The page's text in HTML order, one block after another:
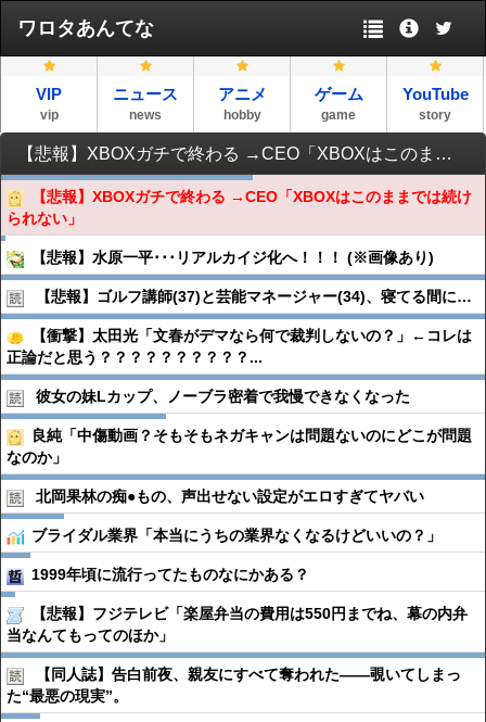
ワロタあんてな
VIP
vip
ニュース
news
アニメ
hobby
ゲーム
game
YouTube
story
【悲報】XBOXガチで終わる →CEO「XBOXはこのままでは続けられない」
【悲報】XBOXガチで終わる →CEO「XBOXはこのままでは続け
られない」
【悲報】水原一平･･･リアルカイジ化へ！！！ (※画像あり)
【悲報】ゴルフ講師(37)と芸能マネージャー(34)、寝てる間に…
【衝撃】太田光「文春がデマなら何で裁判しないの？」←コレは
正論だと思う？？？？？？？？？？...
彼女の妹Lカップ、ノーブラ密着で我慢できなくなった
良純「中傷動画？そもそもネガキャンは問題ないのにどこが問題
なのか」
北岡果林の痴●︎もの、声出せない設定がエロすぎてヤバい
ブライダル業界「本当にうちの業界なくなるけどいいの？」
1999年頃に流行ってたものなにかある？
【悲報】フジテレビ「楽屋弁当の費用は550円までね、幕の内弁
当なんてもってのほか」
【同人誌】告白前夜、親友にすべて奪われた――覗いてしまっ
た“最悪の現実”。